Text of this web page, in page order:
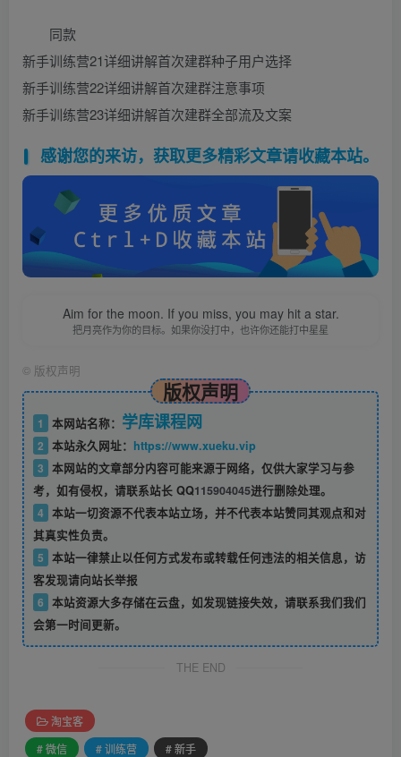
同款
新手训练营21详细讲解首次建群种子用户选择
新手训练营22详细讲解首次建群注意事项
新手训练营23详细讲解首次建群全部流及文案
感谢您的来访，获取更多精彩文章请收藏本站。
Aim for the moon. If you miss, you may hit a star.
把月亮作为你的目标。如果你没打中，也许你还能打中星星
© 版权声明
版权声明
1 本网站名称： 学库课程网
2 本站永久网址： https://www.xueku.vip
3 本网站的文章部分内容可能来源于网络，仅供大家学习与参
考，如有侵权，请联系站长 QQ115904045进行删除处理。
4 本站一切资源不代表本站立场，并不代表本站赞同其观点和对
其真实性负责。
5 本站一律禁止以任何方式发布或转载任何违法的相关信息，访
客发现请向站长举报
6 本站资源大多存储在云盘，如发现链接失效，请联系我们我们
会第一时间更新。
THE END
淘宝客
# 微信
# 训练营 # 新手